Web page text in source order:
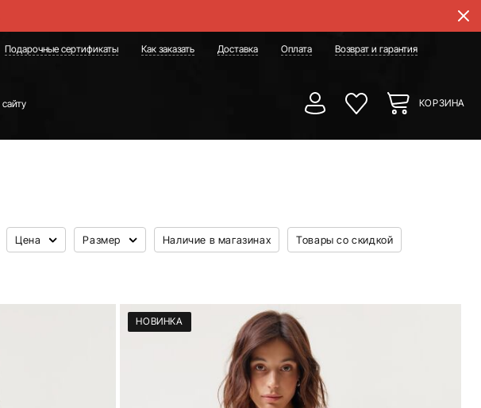
Подарочные сертификаты Как заказать Доставка Оплата Возврат и гарантия
КОРЗИНА
Цена Размер Наличие в магазинах Товары со скидкой
НОВИНКА